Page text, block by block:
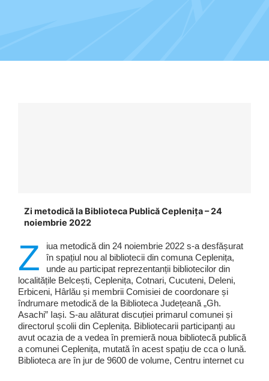
Zi metodică la Biblioteca Publică Ceplenița – 24
noiembrie 2022
Z
iua metodică din 24 noiembrie 2022 s-a desfășurat
în spațiul nou al bibliotecii din comuna Ceplenița,
unde au participat reprezentanții bibliotecilor din
localitățile Belcești, Ceplenița, Cotnari, Cucuteni, Deleni,
Erbiceni, Hârlău și membrii Comisiei de coordonare și
îndrumare metodică de la Biblioteca Județeană „Gh.
Asachi” Iași. S-au alăturat discuției primarul comunei și
directorul școlii din Ceplenița. Bibliotecarii participanți au
avut ocazia de a vedea în premieră noua bibliotecă publică
a comunei Ceplenița, mutată în acest spațiu de cca o lună.
Biblioteca are în jur de 9600 de volume, Centru internet cu